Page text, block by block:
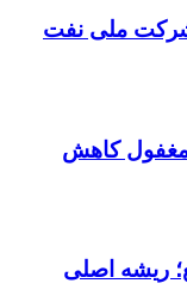
شرکت ملی نفت
مغفول کاهش
ریشه اصلی